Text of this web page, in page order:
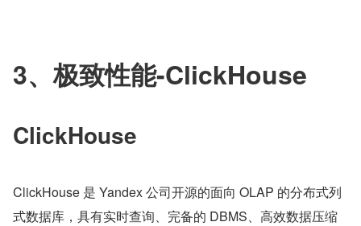
​3、极致性能-ClickHouse
ClickHouse
ClickHouse 是 Yandex 公司开源的面向 OLAP 的分布式列
式数据库，具有实时查询、完备的 DBMS、高效数据压缩